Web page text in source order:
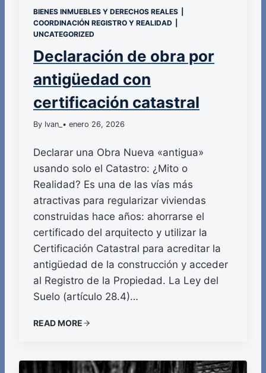
BIENES INMUEBLES Y DERECHOS REALES
COORDINACIÓN REGISTRO Y REALIDAD
UNCATEGORIZED
Declaración de obra por
antigüedad con
certificación catastral
By Ivan_ • enero 26, 2026
Declarar una Obra Nueva «antigua»
usando solo el Catastro: ¿Mito o
Realidad? Es una de las vías más
atractivas para regularizar viviendas
construidas hace años: ahorrarse el
certificado del arquitecto y utilizar la
Certificación Catastral para acreditar la
antigüedad de la construcción y acceder
al Registro de la Propiedad. La Ley del
Suelo (artículo 28.4)…
READ MORE